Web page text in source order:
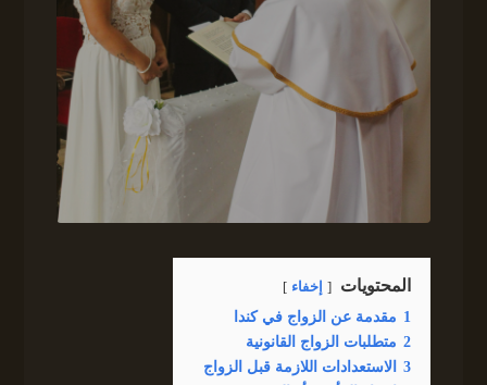
المحتويات إخفاء
1 مقدمة عن الزواج في كندا
2 متطلبات الزواج القانونية
3
الاستعدادات اللازمة قبل الزواج